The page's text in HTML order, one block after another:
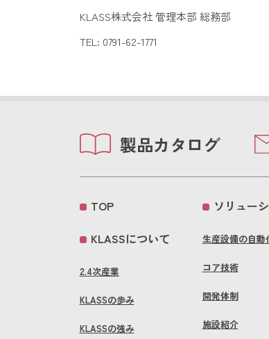
KLASS株式会社 管理本部 総務部
TEL: 0791-62-1771
製品カタログ
TOP
KLASSについて
2.4次産業
KLASSの歩み
KLASSの強み
ソリュー
生産設備の自動
コア技術
開発体制
施設紹介